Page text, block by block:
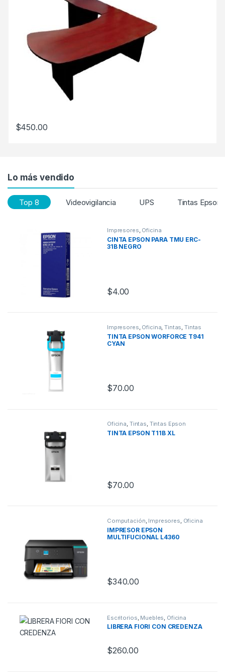
$450.00
Lo más vendido
Top 8 Videovigilancia UPS Tintas Epson
Impresores, Oficina
CINTA EPSON PARA TMU ERC-
31B NEGRO
$4.00
Impresores, Oficina,Tintas,Tintas
Epson
TINTA EPSON WORFORCE T941
CYAN
$70.00
Oficina, Tintas, Tintas Epson
TINTA EPSON T11B XL
$70.00
Computación, Impresores, Oficina
IMPRESOR EPSON
MULTIFUCIONAL L4360
$340.00
Escritorios Muebles Oficina
LIBRERA FIORI CON CREDENZA
$260.00